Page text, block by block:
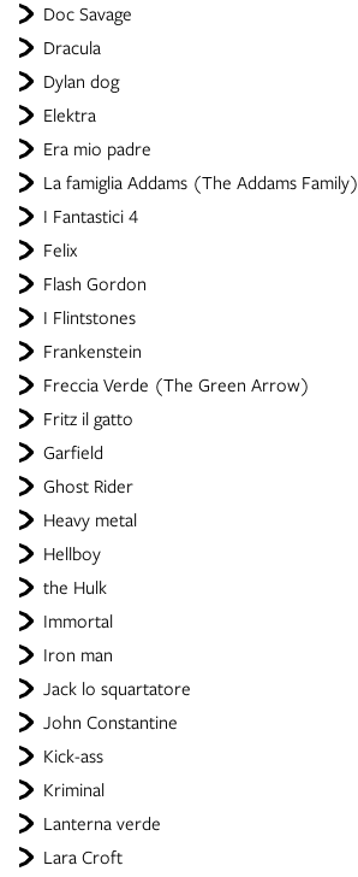
Doc Savage
Dracula
Dylan dog
Elektra
Era mio padre
La famiglia Addams (The Addams Family)
I Fantastici 4
Felix
Flash Gordon
I Flintstones
Frankenstein
Freccia Verde (The Green Arrow)
Fritz il gatto
Garfield
Ghost Rider
Heavy metal
Hellboy
the Hulk
Immortal
Iron man
Jack lo squartatore
John Constantine
Kick-ass
Kriminal
Lanterna verde
Lara Croft